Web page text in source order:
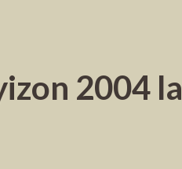
2004 la